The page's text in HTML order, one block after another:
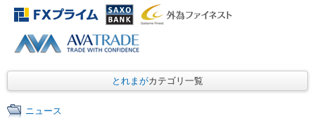
とれまがカテゴリ一覧
ニュース